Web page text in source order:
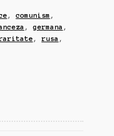
,comunism ,
,germana ,
, rusa ,